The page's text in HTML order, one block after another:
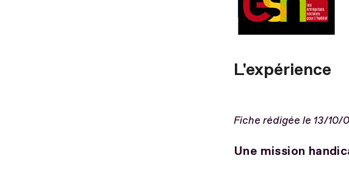
L'expérience
Fiche rédigée le 13/10/
Une mission